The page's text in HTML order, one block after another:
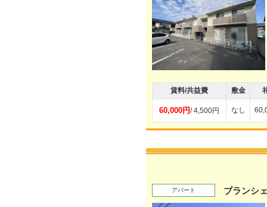
賃料/共益費 敷金
60,000円/ 4,500円 なし
アパート ブランシ